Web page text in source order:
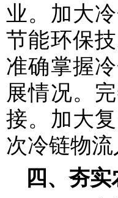
业。加大
节能环保
准确掌握
展情况。
接。加大
次冷链物
四、夯